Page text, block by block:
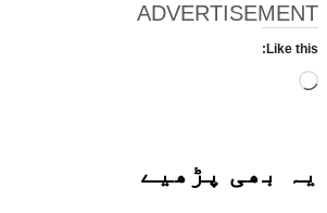
ADVERTISEMENT
Like this:
Loading…
یہ بھی پڑھیے